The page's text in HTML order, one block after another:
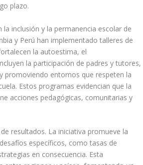
plazo.
inclusión y la permanencia escolar de
y Perú han implementado talleres de
la autoestima, el
la participación de padres y tutores,
promoviendo entornos que respeten la
Estos programas evidencian que la
acciones pedagógicas, comunitarias y
resultados. La iniciativa promueve la
específicos, como tasas de
en consecuencia. Esta